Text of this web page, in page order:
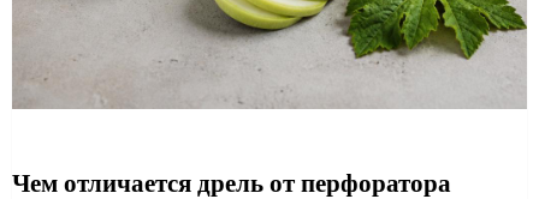
Чем отличается дрель от перфоратора